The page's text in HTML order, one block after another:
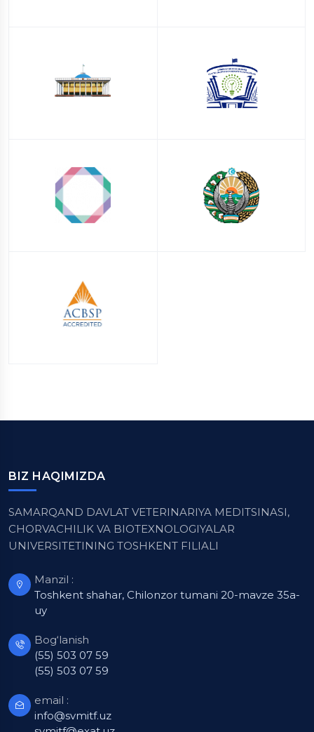
BIZ HAQIMIZDA
SAMARQAND DAVLAT VETERINARIYA MEDITSINASI,
CHORVACHILIK VA BIOTEXNOLOGIYALAR
UNIVERSITETINING TOSHKENT FILIALI
Manzil :
Toshkent shahar, Chilonzor tumani 20-mavze 35a-
uy
Bog‘lanish
(55) 503 07 59
(55) 503 07 59
email :
info@svmitf.uz